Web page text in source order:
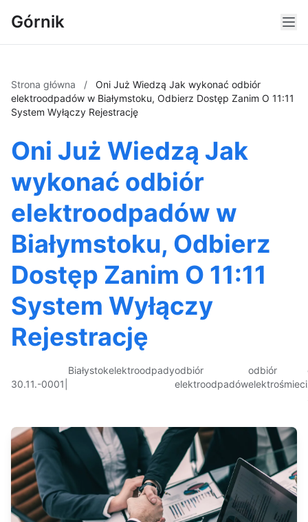
Górnik
Strona główna /
Oni Już Wiedzą Jak wykonać odbiór
elektroodpadów w Białymstoku, Odbierz Dostęp Zanim O 11:11
System Wyłączy Rejestrację
Oni Już Wiedzą Jak
wykonać odbiór
elektroodpadów w
Białymstoku, Odbierz
Dostęp Zanim O 11:11
System Wyłączy
Rejestrację
30.11.-0001
Białystokelektroodpadyodbiór
elektroodpadów
odbiór
elektrośmieci